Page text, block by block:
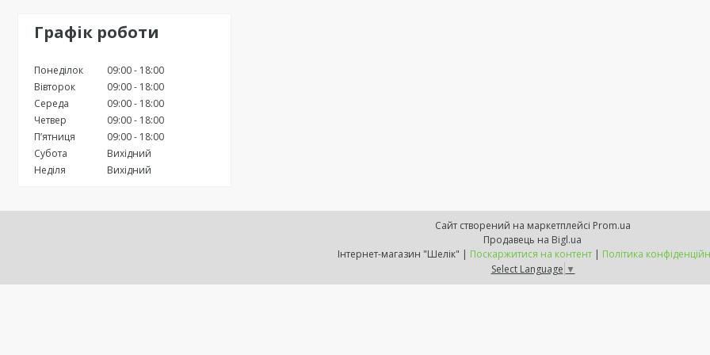
Графік роботи
Понеділок 09:00
18:00
Вівторок
09:00
18:00
Середа
09:00
18:00
Четвер
09:00
18:00
Пʼятниця
09:00
18:00
Субота
Вихідний
Неділя
Вихідний
Сайт створений на маркетплейсі Prom.ua
Продавець на Bigl.ua
Інтернет-магазин "Шелік" | Поскаржитися на контент | Політика
Select Language ▼